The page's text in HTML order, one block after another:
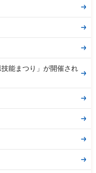
能まつり」が開催され